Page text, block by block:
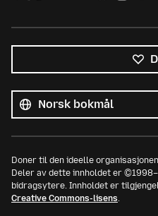
språk
Språk
Doner til den ideelle organisasjonen
Deler av dette innholdet er
bidragsytere. Innholdet er
Creative Commons-lisens.